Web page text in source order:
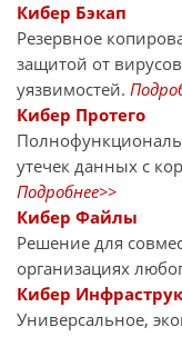
Кибер Бэкап
Резервное
защитой от
уязвимостей.
Кибер Протего
утечек данных с
Подробнее>>
Кибер Файлы
Решение для
организациях
Кибер
Универсальное,